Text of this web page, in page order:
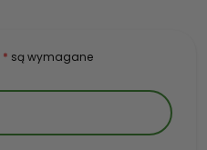
* są wymagane